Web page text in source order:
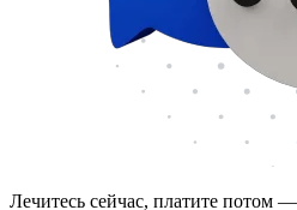
Лечитесь сейчас, платите потом